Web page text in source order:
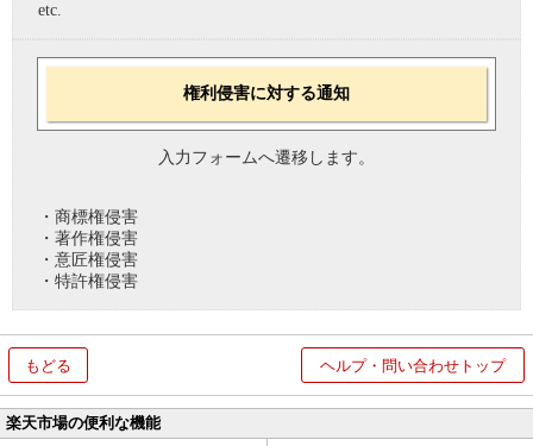
etc.
権利侵害に対する通知
入力フォームへ遷移します。
・商標権侵害
・著作権侵害
・意匠権侵害
・特許権侵害
もどる ヘルプ・問い合わせトップ
楽天市場の便利な機能